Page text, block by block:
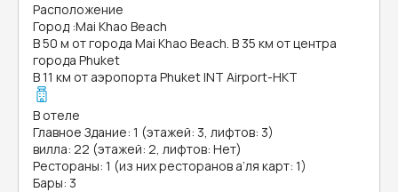
Расположение
Город :Mai Khao Beach
В 50 м от города Mai Khao Beach. В 35 км от центра
города Phuket
В 11 км от аэропорта Phuket INT Airport-HKT
В отеле
Главное Здание: 1 (этажей: 3, лифтов: 3)
вилла: 22 (этажей: 2, лифтов: Нет)
Рестораны: 1 (из них ресторанов а’ля карт: 1)
Бары: 3